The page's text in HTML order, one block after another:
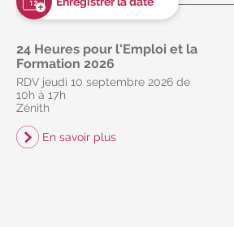
24 Heures pour l’Emploi et la
Formation 2026
RDV jeudi 10 septembre 2026 de
10h à 17h
Zénith
En savoir plus